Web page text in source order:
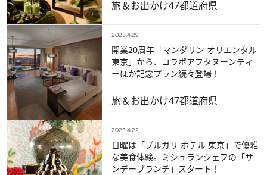
旅＆お出かけ47都道府県
2025.4.29
開業20周年「マンダリン オリエンタル
東京」から、コラボアフタヌーンティ
ーほか記念プラン続々登場！
旅＆お出かけ47都道府県
2025.4.22
日曜は「ブルガリ ホテル 東京」で優雅
な美食体験。ミシュランシェフの「サ
ンデーブランチ」スタート！